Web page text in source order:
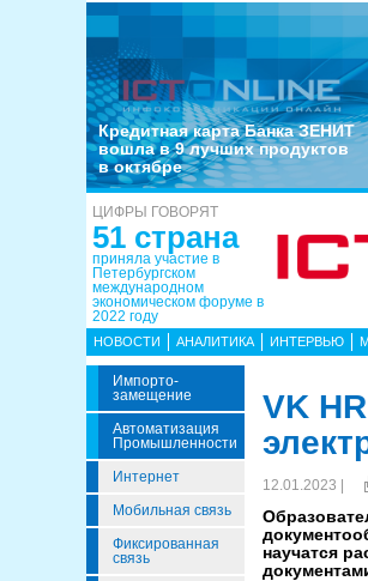
Кредитная карта Банка ЗЕНИТ
вошла в 9 лучших продуктов
в октябре
ЦИФРЫ ГОВОРЯТ
51 страна
приняла участие в
Петербургском
международном
экономическом форуме в
2022 году
НОВОСТИ АНАЛИТИКА ИНТЕРВЬЮ
Импорто­
Замещение
Автоматизация
Промышленности
Интернет
Мобильная связь
Фиксированная
связь
VK
12.01.2023 |
научатся